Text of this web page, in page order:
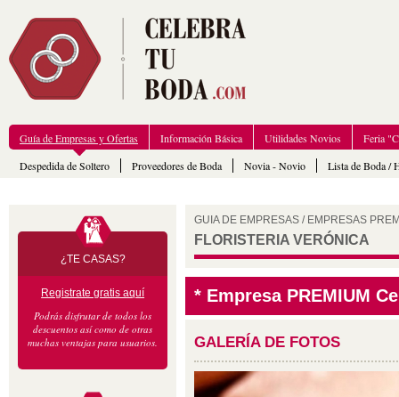
Guía de Empresas y Ofertas
Despedida de Soltero
Proveedores de Boda Novia - Novio Lista de Boda /
Información Básica Utilidades Novios Feria
¿TE CASAS?
Registrate gratis aquí
Podrás disfrutar de todos los
descuentos así como de otras
muchas ventajas para usuarios.
GUIA DE EMPRESAS / EMPRESAS
FLORISTERIA VERÓNICA
* Empresa PREMIUM
GALERÍA DE FOTOS